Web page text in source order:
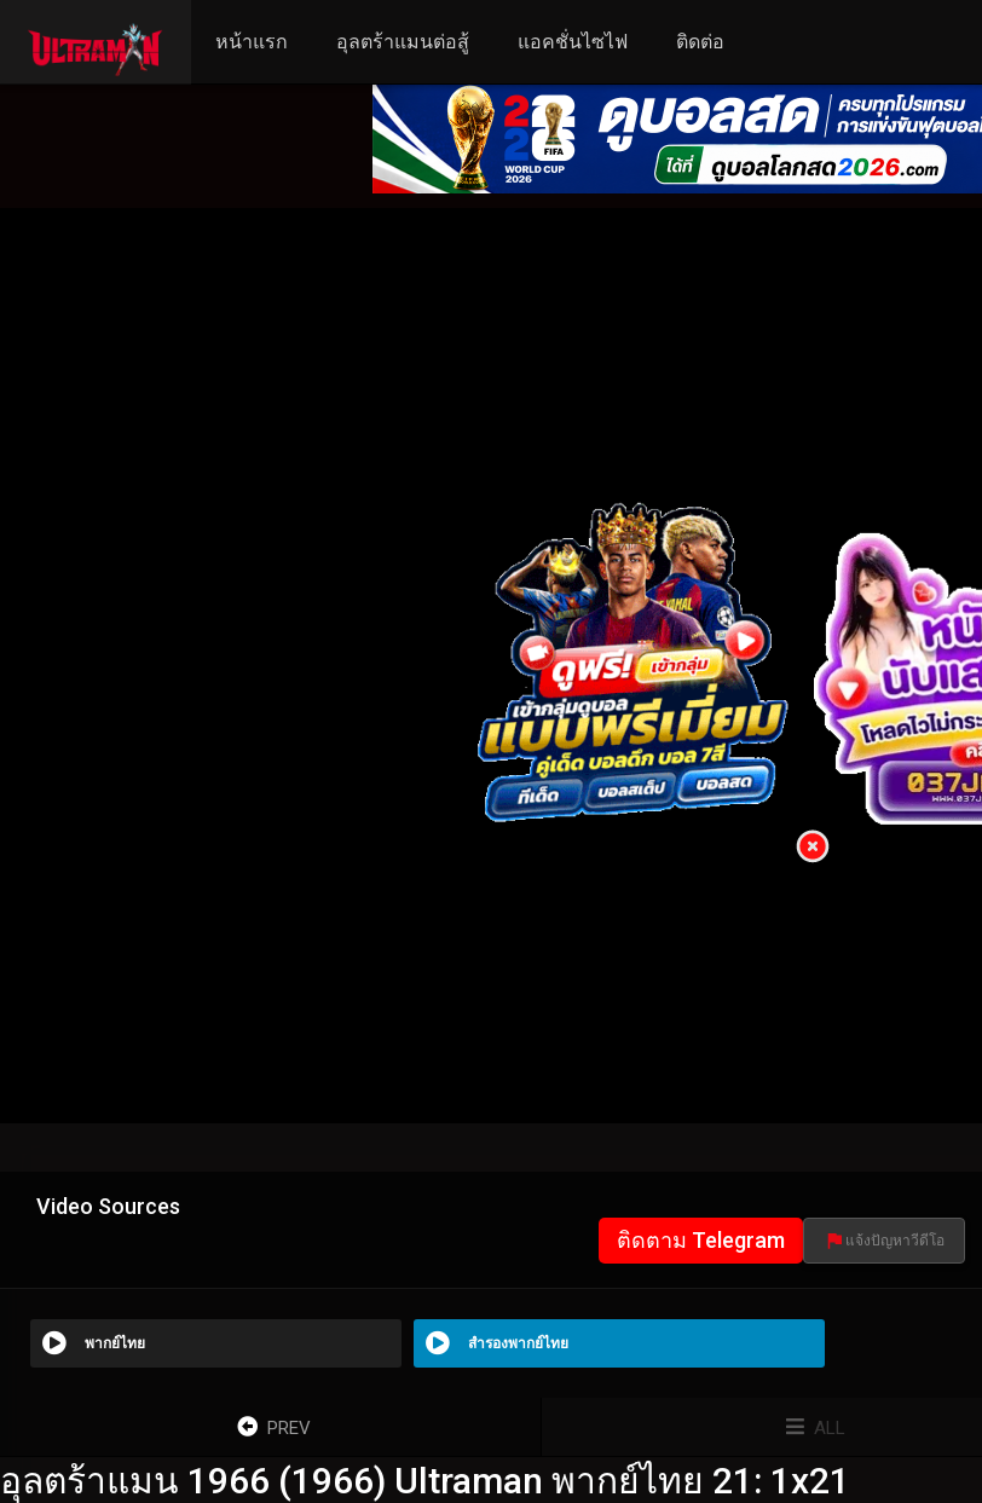
หน้าแรก อุลตร้าแมนต่อสู้ แอคชั่นไซไฟ ติดต่อ
Video Sources
ติดตาม Telegram แจ้งปัญหาวีดีโอ
พากย์ไทย สำรองพากย์ไทย
PREV ALL
อุลตร้าแมน 1966 (1966) Ultraman พากย์ไทย 21: 1x21